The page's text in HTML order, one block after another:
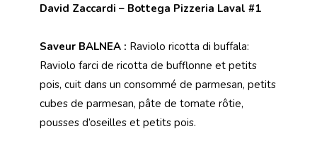
David Zaccardi – Bottega Pizzeria Laval #1
Saveur BALNEA : Raviolo ricotta di buffala:
Raviolo farci de ricotta de bufflonne et petits
pois, cuit dans un consommé de parmesan, petits
cubes de parmesan, pâte de tomate rôtie,
pousses d’oseilles et petits pois.